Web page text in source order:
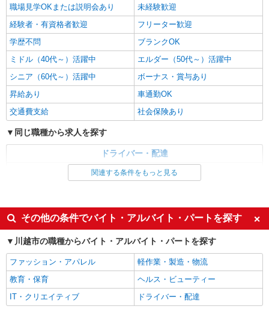
派遣社員
株式会社エクスプレス・エージェント/16387
1.5ｔ車での営業所からの検体の集配ドライバ
ー
時給1,650円 ※交通費は別途実費分支給！（条
件あり）
埼玉県川越市 車通勤可／バイク通勤可 JR川越
線「的場駅」徒歩7分 東武東上線「霞ヶ関駅」徒
キープ
アルフレッサ株式会社 川越支店
績） 4年連続給与ベース実績あり ※試用期間なし
キープ 詳細を見る
正社員
株式会社新木商事
中型車（4t車）ドライバー
職場見学OKまたは説明会あり
未経験歓迎
経験者・有資格者歓迎
フリーター歓迎
学歴不問
ブランクOK
ミドル（40代～）活躍中
エルダー（50代～）活躍中
シニア（60代～）活躍中
ボーナス・賞与あり
昇給あり
車通勤OK
交通費支給
社会保険あり
同じ職種から求人を探す
ドライバー・配達
配送・配達ドライバー
未経験歓迎
ミドル（40代～）活躍中
ボーナス・賞与あり
車通勤OK
交通費支給
社会保険あり
関連する条件をもっと見る
その他の条件でバイト・アルバイト・パートを探す
川越市の職種からバイト・アルバイト・パートを探す
ファッション・アパレル
軽作業・製造・物流
教育・保育
ヘルス・ビューティー
IT・クリエイティブ
ドライバー・配達